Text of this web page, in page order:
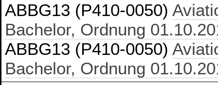
ABBG13 (P410-0050)
Bachelor, Ordnung
ABBG13 (P410-0050)
Bachelor, Ordnung